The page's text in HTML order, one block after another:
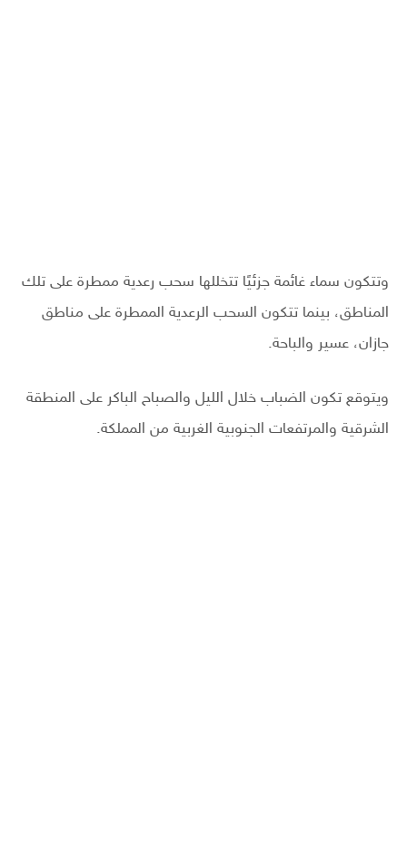
وتتكون سماء غائمة جزئيًا تتخللها سحب رعدية ممطرة على تلك
المناطق، بينما تتكون السحب الرعدية الممطرة على مناطق
جازان، عسير والباحة.
ويتوقع تكون الضباب خلال الليل والصباح الباكر على المنطقة
الشرقية والمرتفعات الجنوبية الغربية من المملكة.